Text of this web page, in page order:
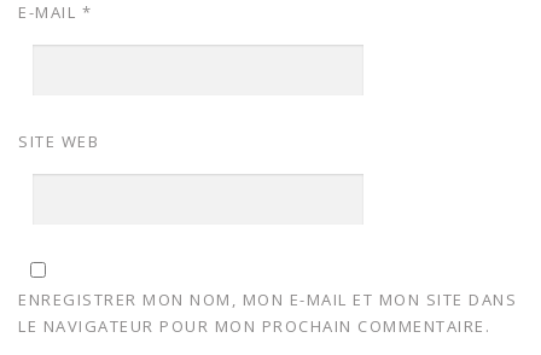
E-MAIL *
SITE WEB
ENREGISTRER MON NOM, MON E-MAIL ET MON SITE DANS
LE NAVIGATEUR POUR MON PROCHAIN COMMENTAIRE.